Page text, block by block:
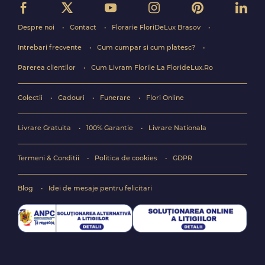
Despre noi Contact Florarie FloriDeLux Brasov
Intrebari frecvente Cum cumpar si cum platesc?
Parerea clientilor Cum Livram Florile La FlorideLux.Ro
Colectii Cadouri Funerare Flori Online
Livrare Gratuita 100% Garantie Livrare Nationala
Termeni & Conditii Politica de cookies GDPR
Blog Idei de mesaje pentru felicitari